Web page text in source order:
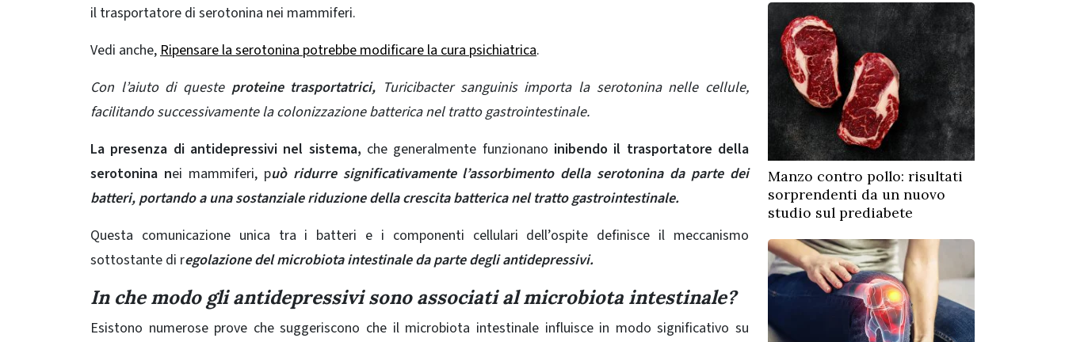
il trasportatore di serotonina nei mammiferi.
Vedi anche,Ripensare la serotonina potrebbe modificare la cura psichiatrica.
Con l’aiuto di queste proteine ​​trasportatrici, Turicibacter sanguinis importa la serotonina nelle cellule,
facilitando successivamente la colonizzazione batterica nel tratto gastrointestinale.
La presenza di antidepressivi nel sistema, che generalmente funzionano inibendo il trasportatore della
serotonina nei mammiferi, può ridurre significativamente l’assorbimento della serotonina da parte dei
batteri, portando a una sostanziale riduzione della crescita batterica nel tratto gastrointestinale.
Questa comunicazione unica tra i batteri e i componenti cellulari dell’ospite definisce il meccanismo
sottostante di regolazione del microbiota intestinale da parte degli antidepressivi.
In che modo gli antidepressivi sono associati al microbiota intestinale?
Esistono numerose prove che suggeriscono che il microbiota intestinale influisce in modo significativo su
Manzo contro pollo: risultati
sorprendenti da un nuovo
studio sul prediabete